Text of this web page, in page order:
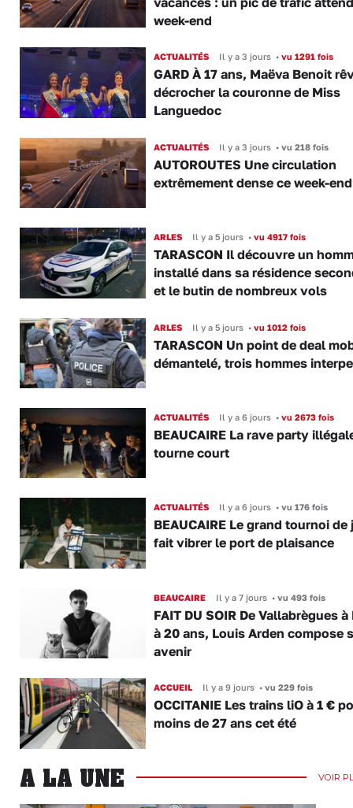
week-end
ACTUALITÉS Il y a 3 jours •vu 1291 fois
GARD À 17 ans, Maëva Benoit
décrocher la couronne de Miss
Languedoc
ACTUALITÉS Il y a 3 jours •vu 218 fois
AUTOROUTES Une circulation
extrêmement dense ce week-end
ARLES Il y a 5 jours •vu 4917 fois
TARASCON Il découvre un
installé dans sa résidence
et le butin de nombreux vols
ARLES Il y a 5 jours •vu 1012 fois
TARASCON Un point de deal
démantelé, trois hommes
ACTUALITÉS Il y a 6 jours •vu 2673 fois
BEAUCAIRE La rave party
tourne court
ACTUALITÉS Il y a 6 jours •vu 176 fois
BEAUCAIRE Le grand tournoi de
fait vibrer le port de plaisance
BEAUCAIRE Il y a 7 jours •vu 493 fois
FAIT DU SOIR De Vallabrègues à
à 20 ans, Louis Arden compose
avenir
ACCUEIL Il y a 9 jours •vu 229 fois
OCCITANIE Les trains liO à 1 €
moins de 27 ans cet été
A LA UNE VOIR